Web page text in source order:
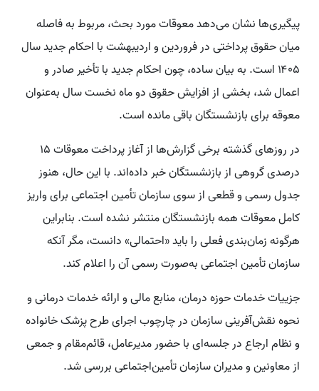
پیگیری‌ها نشان می‌دهد معوقات مورد بحث، مربوط به فاصله
میان حقوق پرداختی در فروردین و اردیبهشت با احکام جدید سال
۱۴۰۵ است. به بیان ساده، چون احکام جدید با تأخیر صادر و
اعمال شد، بخشی از افزایش حقوق دو ماه نخست سال به‌عنوان
معوقه برای بازنشستگان باقی مانده است.
در روزهای گذشته برخی گزارش‌ها از آغاز پرداخت معوقات ۱۵
درصدی گروهی از بازنشستگان خبر داده‌اند. با این حال، هنوز
جدول رسمی و قطعی از سوی سازمان تأمین اجتماعی برای واریز
کامل معوقات همه بازنشستگان منتشر نشده است. بنابراین
هرگونه زمان‌بندی فعلی را باید «احتمالی» دانست، مگر آنکه
سازمان تأمین اجتماعی به‌صورت رسمی آن را اعلام کند.
جزییات خدمات حوزه درمان، منابع مالی و ارائه خدمات درمانی و
نحوه نقش‌آفرینی سازمان در چارچوب اجرای طرح پزشک خانواده
و نظام ارجاع در جلسه‌ای با حضور مدیرعامل، قائم‌مقام و جمعی
از معاونین و مدیران سازمان تأمین‌اجتماعی بررسی شد.